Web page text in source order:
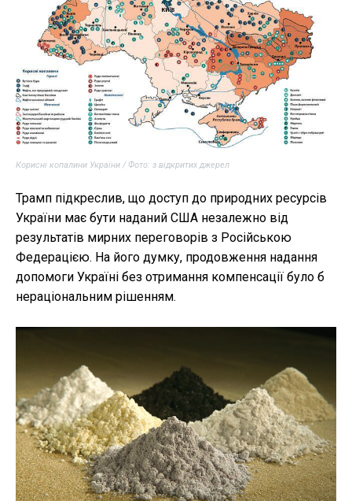
Корисні копалини України / Фото: з відкритих джерел
Трамп підкреслив, що доступ до природних ресурсів
України має бути наданий США незалежно від
результатів мирних переговорів з Російською
Федерацією. На його думку, продовження надання
допомоги Україні без отримання компенсації було б
нераціональним рішенням.